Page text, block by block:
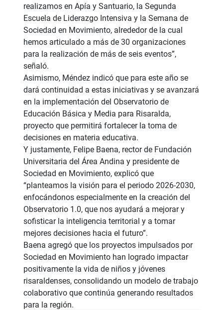
realizamos en Apía y Santuario, la Segunda
Escuela de Liderazgo Intensiva y la Semana de
Sociedad en Movimiento, alrededor de la cual
hemos articulado a más de 30 organizaciones
para la realización de más de seis eventos”,
señaló.
Asimismo, Méndez indicó que para este año se
dará continuidad a estas iniciativas y se avanzará
en la implementación del Observatorio de
Educación Básica y Media para Risaralda,
proyecto que permitirá fortalecer la toma de
decisiones en materia educativa.
Y justamente, Felipe Baena, rector de Fundación
Universitaria del Área Andina y presidente de
Sociedad en Movimiento, explicó que
“planteamos la visión para el periodo 2026-2030,
enfocándonos especialmente en la creación del
Observatorio 1.0, que nos ayudará a mejorar y
sofisticar la inteligencia territorial y a tomar
mejores decisiones hacia el futuro”.
Baena agregó que los proyectos impulsados por
Sociedad en Movimiento han logrado impactar
positivamente la vida de niños y jóvenes
risaraldenses, consolidando un modelo de trabajo
colaborativo que continúa generando resultados
para la región.